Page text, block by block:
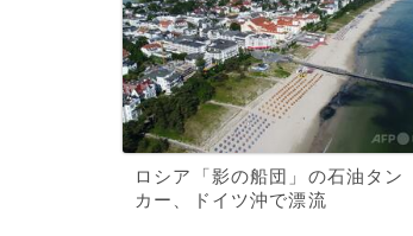
ロシア「影の船団」の石油タン
カー、ドイツ沖で漂流